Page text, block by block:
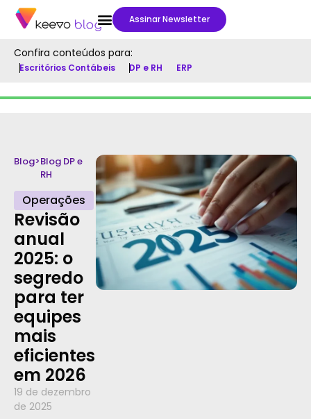
Assinar Newsletter
Confira conteúdos para:
Escritórios Contábeis DP e RH ERP
Blog>Blog DP e
RH
Operações
Revisão
anual
2025: o
segredo
para ter
equipes
mais
eficientes
em 2026
19 de dezembro
de 2025